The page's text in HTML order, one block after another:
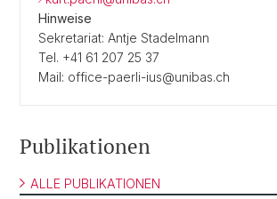
Hinweise
Sekretariat: Antje Stadelmann
Tel. +41 61 207 25 37
Mail: office-paerli-ius@unibas.ch
Publikationen
ALLE PUBLIKATIONEN